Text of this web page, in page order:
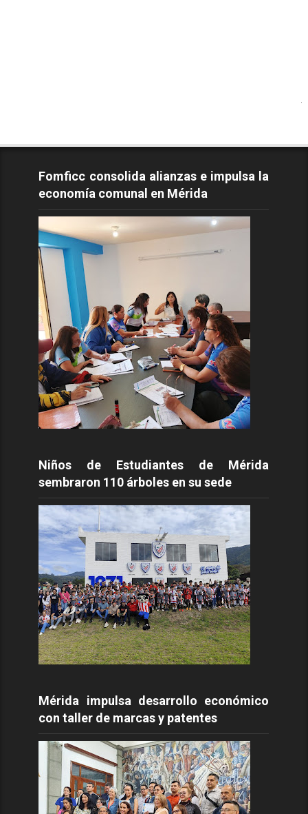
Todos los
Fomficc consolida alianzas e impulsa la
economía comunal en Mérida
Niños de Estudiantes de Mérida
sembraron 110 árboles en su sede
Mérida impulsa desarrollo económico
con taller de marcas y patentes